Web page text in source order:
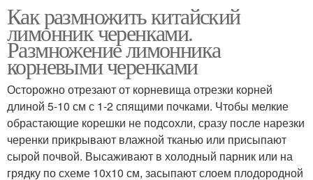
Как размножить китайский
лимонник черенками.
Размножение лимонника
корневыми черенками
Осторожно отрезают от корневища отрезки корней
длиной 5-10 см с 1-2 спящими почками. Чтобы мелкие
обрастающие корешки не подсохли, сразу после нарезки
черенки прикрывают влажной тканью или присыпают
сырой почвой. Высаживают в холодный парник или на
грядку по схеме 10х10 см, засыпают слоем плодородной